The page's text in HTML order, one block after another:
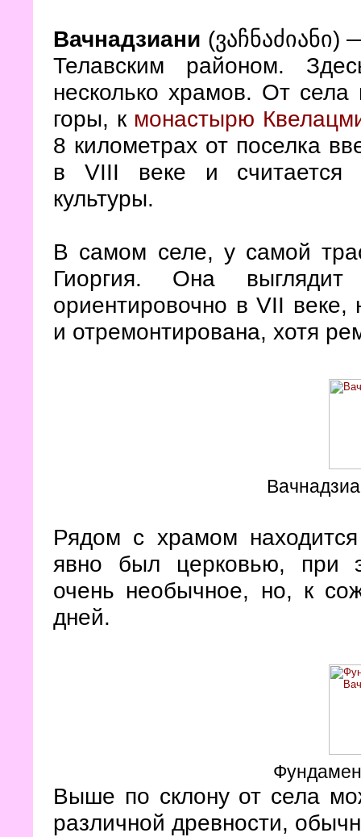
Вачнадзиани (ვაჩნაძიანი)
Телавским районом.
несколько храмов. От села
горы, к монастырю
8 километрах от поселка
в VIII веке и считается
культуры.
В самом селе, у самой
Гиоргия. Она выглядит
ориентировочно в VII
и отремонтирована, хотя
Рядом с храмом
явно был церковью, при
очень необычное, но, к
дней.
Выше по склону от села
различной древности,